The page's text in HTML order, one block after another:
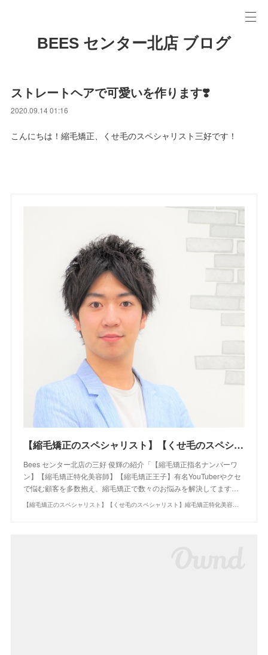
BEES センター北店 ブログ
ストレートヘアで可愛いを作ります❣️
2020.09.14 01:16
こんにちは！縮毛矯正、くせ毛のスペシャリスト三好です！
【縮毛矯正のスペシャリスト】【くせ毛のスペシャリスト】縮毛矯正特化美容師 縮毛矯正指名ナンバーワン くせ毛を生かしたカット 柔らかく作る縮毛矯正はショート、ボブも可能に！縮毛矯正王子と呼ばれてます。｜
Bees センター北店の三好 俊輝の紹介「【縮毛矯正指名ナンバーワ
ン】【縮毛矯正特化美容師】【縮毛矯正王子】有名YouTuberやクセ
で悩む顧客を多数抱え、縮毛矯正で数々のお悩みを解決してます…
【縮毛矯正のスペシャリスト】【くせ毛のスペシャリスト】縮毛矯正特化美容師 縮毛矯正指名ナンバーワン くせ毛を生かしたカット 柔らかく作る縮毛矯正はショート、ボブも可能に！縮毛矯正王子と呼ばれてます。｜